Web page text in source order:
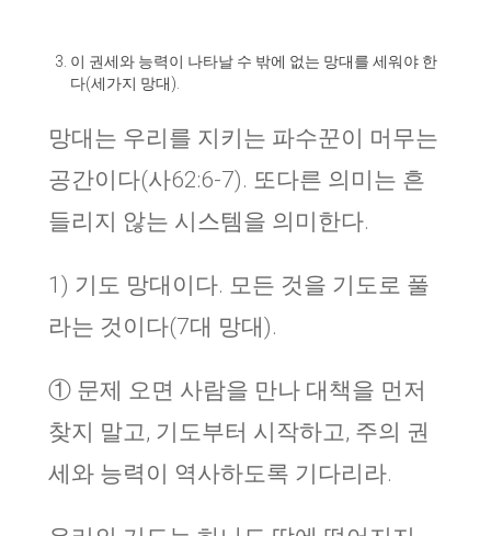
이 권세와 능력이 나타날 수 밖에 없는 망대를 세워야 한
다(세가지 망대).
망대는 우리를 지키는 파수꾼이 머무는
공간이다(사62:6-7). 또다른 의미는 흔
들리지 않는 시스템을 의미한다.
1) 기도 망대이다. 모든 것을 기도로 풀
라는 것이다(7대 망대).
① 문제 오면 사람을 만나 대책을 먼저
찾지 말고, 기도부터 시작하고, 주의 권
세와 능력이 역사하도록 기다리라.